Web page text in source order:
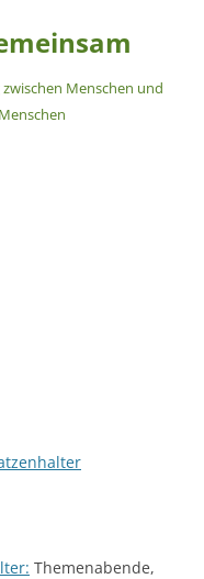
Menschen und
Themenabende,